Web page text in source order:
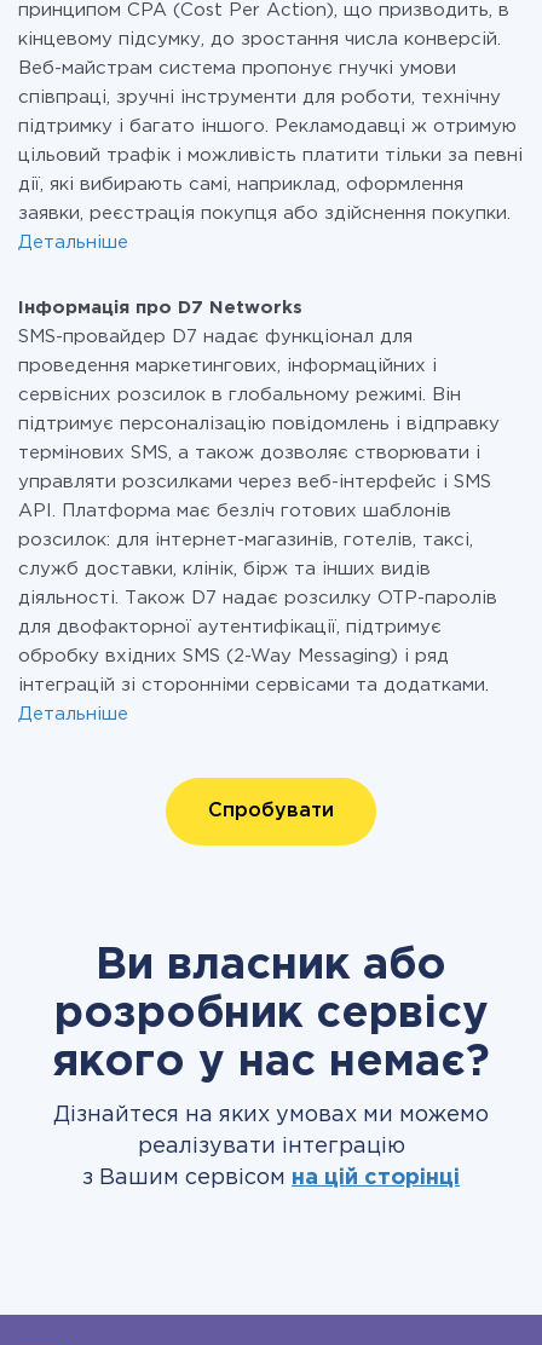
принципом CPA (Cost Per Action), що призводить, в
кінцевому підсумку, до зростання числа конверсій.
Веб-майстрам система пропонує гнучкі умови
співпраці, зручні інструменти для роботи, технічну
підтримку і багато іншого. Рекламодавці ж отримую
цільовий трафік і можливість платити тільки за певні
дії, які вибирають самі, наприклад, оформлення
заявки, реєстрація покупця або здійснення покупки.
Детальніше
Інформація про D7 Networks
SMS-провайдер D7 надає функціонал для
проведення маркетингових, інформаційних і
сервісних розсилок в глобальному режимі. Він
підтримує персоналізацію повідомлень і відправку
термінових SMS, а також дозволяє створювати і
управляти розсилками через веб-інтерфейс і SMS
API. Платформа має безліч готових шаблонів
розсилок: для інтернет-магазинів, готелів, таксі,
служб доставки, клінік, бірж та інших видів
діяльності. Також D7 надає розсилку OTP-паролів
для двофакторної аутентифікації, підтримує
обробку вхідних SMS (2-Way Messaging) і ряд
інтеграцій зі сторонніми сервісами та додатками.
Детальніше
Спробувати
Ви власник або
розробник сервісу
якого у нас немає?
Дізнайтеся на яких умовах ми можемо
реалізувати інтеграцію
з Вашим сервісом на цій сторінці